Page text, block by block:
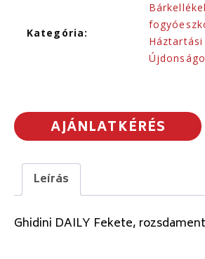
Kategória:
AJÁNLATKÉRÉS
Leírás
Ghidini DAILY Fekete,